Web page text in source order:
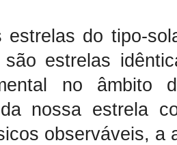
estrelas do tipo-
estrelas
no âmbito
nossa estrela
observáveis, a